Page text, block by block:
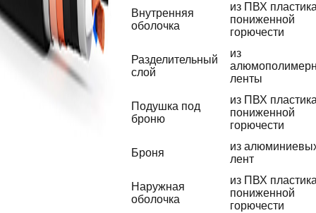
Внутренняя
оболочка
из ПВХ
пониженной
горючести
Разделительный
слой
из
ленты
Подушка под
броню
из ПВХ
пониженной
горючести
Броня
из
лент
Наружная
оболочка
из ПВХ
пониженной
горючести